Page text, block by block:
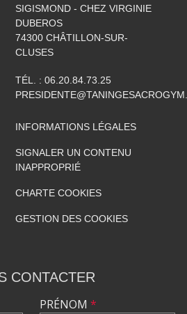
SIGISMOND - CHEZ VIRGINIE
DUBEROS
74300 CHÂTILLON-SUR-
CLUSES
TÉL. : 06.20.84.73.25
INFORMATIONS LÉGALES
SIGNALER UN CONTENU
INAPPROPRIÉ
CHARTE COOKIES
GESTION DES COOKIES
CONTACTER
PRÉNOM *